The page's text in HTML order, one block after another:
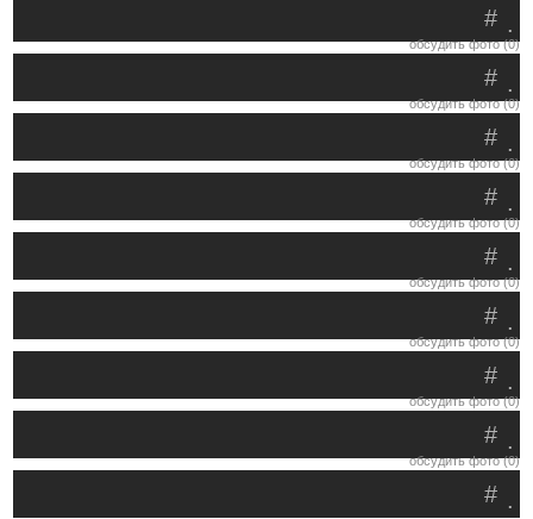
.
#
обсудить фото (0)
.
#
обсудить фото (0)
.
#
обсудить фото (0)
.
#
обсудить фото (0)
.
#
обсудить фото (0)
.
#
обсудить фото (0)
.
#
обсудить фото (0)
.
#
обсудить фото (0)
.
#